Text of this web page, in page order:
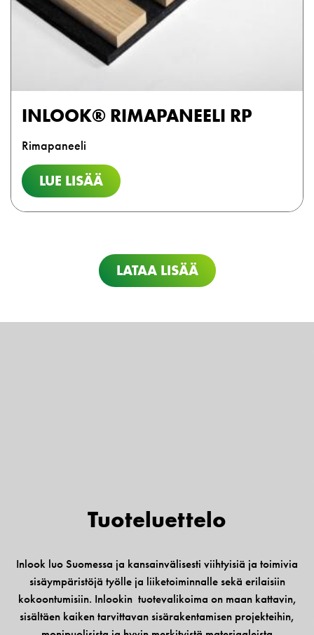
INLOOK® RIMAPANEELI RP
Rimapaneeli
LUE LISÄÄ
LATAA LISÄÄ
Tuote­luettelo
Inlook luo Suomessa ja kansainvälisesti viihtyisiä ja toimivia
sisäympäristöjä työlle ja liiketoiminnalle sekä erilaisiin
kokoontumisiin. Inlookin tuotevalikoima on maan kattavin,
sisältäen kaiken tarvittavan sisärakentamisen projekteihin,